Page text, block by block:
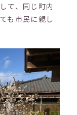
て、同じ町内
も市民に親し